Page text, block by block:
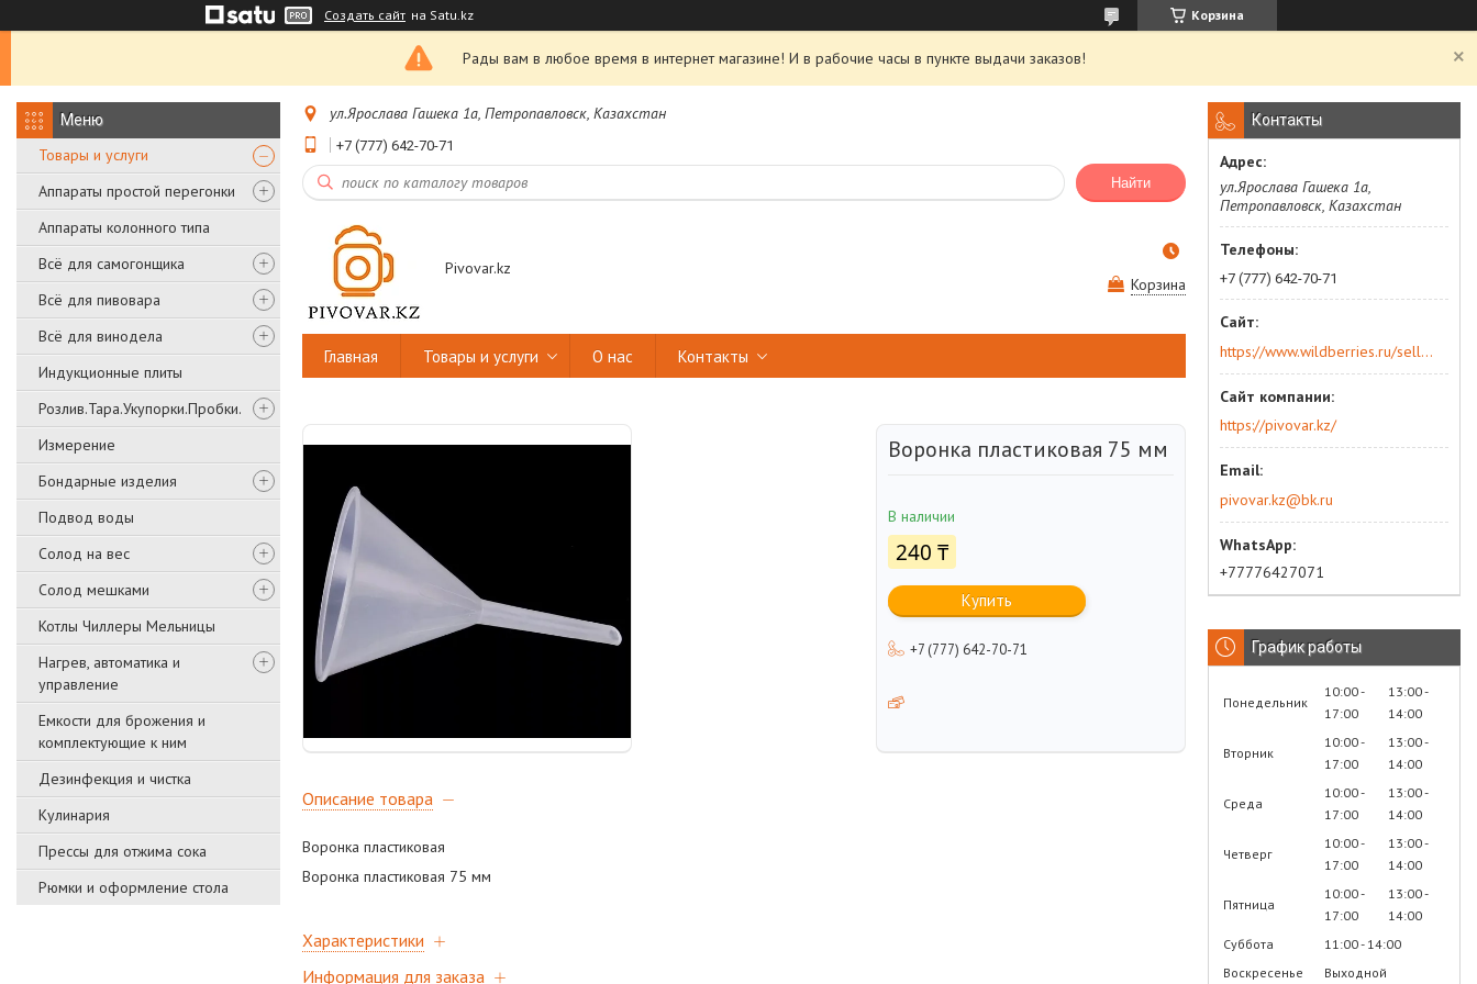
Создать сайт на Satu.kz Корзина
Рады вам в любое время в интернет магазине! И в рабочие часы в пункте выдачи заказов!
Товары и услуги
Аппараты простой перегонки
Аппараты колонного типа
Всё для самогонщика
Всё для пивовара
Всё для винодела
Индукционные плиты
Розлив.Тара.Укупорки.Пробки.
Измерение
Бондарные изделия
Подвод воды
Солод на вес
Солод мешками
Котлы Чиллеры Мельницы
Нагрев, автоматика и
управление
Емкости для брожения и
комплектующие к ним
Дезинфекция и чистка
Кулинария
Прессы для отжима сока
Рюмки и оформление стола
ул.Ярослава Гашека 1а, Петропавловск, Казахстан
+7 (777) 642-70-71
Найти
Pivovar.kz
Корзина
Главная Товары и услуги О нас Контакты
Воронка пластиковая 75 мм
В наличии
240 ₸
Купить
+7 (777) 642-70-71
Описание товара
Воронка пластиковая
Воронка пластиковая 75 мм
Характеристики
Информация для заказа
Контакты
ул.Ярослава Гашека 1а,
Петропавловск, Казахстан
+7 (777) 642-70-71
https://www.wildberries.ru/seller/250044277
https://pivovar.kz/
pivovar.kz@bk.ru
+77776427071
График работы
Понедельник
10:00
17:00
13:00
14:00
Вторник
10:00
17:00
13:00
14:00
Среда
10:00
17:00
13:00
14:00
Четверг
10:00
17:00
13:00
14:00
Пятница
10:00
17:00
13:00
14:00
Суббота
11:00 14:00
Воскресенье
Выходной